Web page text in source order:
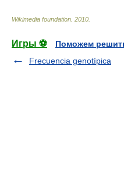
Wikimedia foundation 2010
Игры ⚽
Поможем
Frecuencia genotípica